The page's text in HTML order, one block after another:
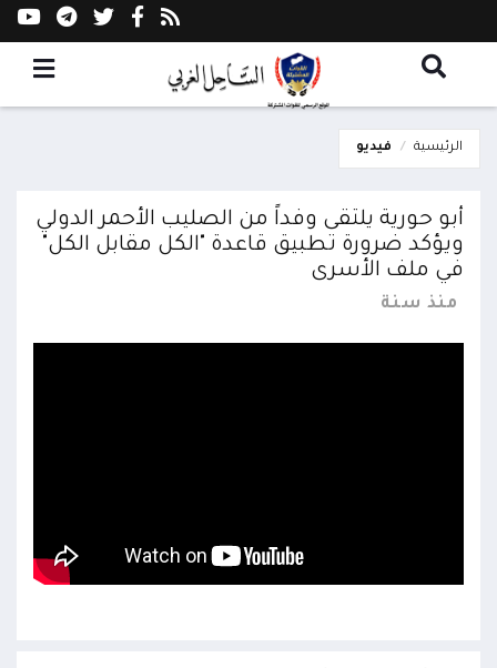
الرئيسية فيديو
أبو حورية يلتقى وفداً من الصليب الأحمر الدولي
ويؤكد ضرورة تطبيق قاعدة "الكل مقابل الكل"
في ملف الأسرى
منذ سنة